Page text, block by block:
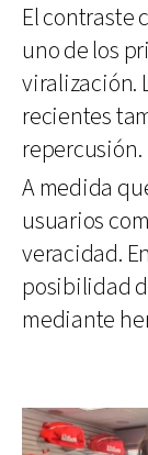
El contraste
uno de los
viralización.
recientes
repercusión.
A medida
usuarios
veracidad.
posibilidad
mediante